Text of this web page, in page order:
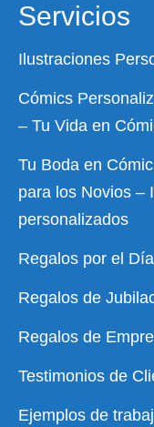
Servicios
Ilustraciones
Cómics
– Tu Vida en
Tu Boda en
para los Novios –
personalizados
Regalos por el
Regalos de
Regalos de
Testimonios de
Ejemplos de